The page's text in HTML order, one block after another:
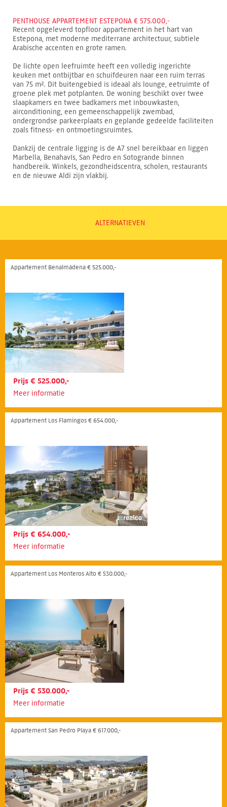
PENTHOUSE APPARTEMENT ESTEPONA € 575.000,-
Recent opgeleverd topfloor appartement in het hart van
Estepona, met moderne mediterrane architectuur, subtiele
Arabische accenten en grote ramen.
De lichte open leefruimte heeft een volledig ingerichte
keuken met ontbijtbar en schuifdeuren naar een ruim terras
van 75 m². Dit buitengebied is ideaal als lounge, eetruimte of
groene plek met potplanten. De woning beschikt over twee
slaapkamers en twee badkamers met inbouwkasten,
airconditioning, een gemeenschappelijk zwembad,
ondergrondse parkeerplaats en geplande gedeelde faciliteiten
zoals fitness- en ontmoetingsruimtes.
Dankzij de centrale ligging is de A7 snel bereikbaar en liggen
Marbella, Benahavís, San Pedro en Sotogrande binnen
handbereik. Winkels, gezondheidscentra, scholen, restaurants
en de nieuwe Aldi zijn vlakbij.
ALTERNATIEVEN
Appartement Benalmádena € 525.000,-
Prijs € 525.000,-
Meer informatie
Appartement Los Flamingos € 654.000,-
Prijs € 654.000,-
Meer informatie
Appartement Los Monteros Alto € 530.000,-
Prijs € 530.000,-
Meer informatie
Appartement San Pedro Playa € 617.000,-